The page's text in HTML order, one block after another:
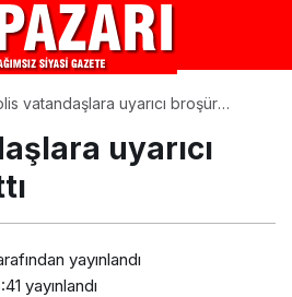
vatandaşlara uyarıcı broşür
uyarıcı
yayınlandı
yayınlandı